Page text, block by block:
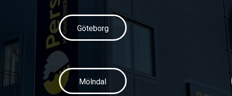
Göteborg
Mölndal